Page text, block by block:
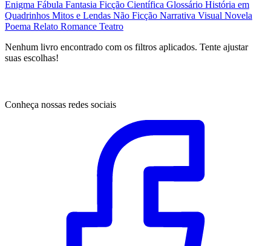
Enigma Fábula Fantasia Ficção Científica Glossário História em
Quadrinhos Mitos e Lendas Não Ficção Narrativa Visual Novela
Poema Relato Romance Teatro
Nenhum livro encontrado com os filtros aplicados. Tente ajustar
suas escolhas!
Conheça nossas redes sociais